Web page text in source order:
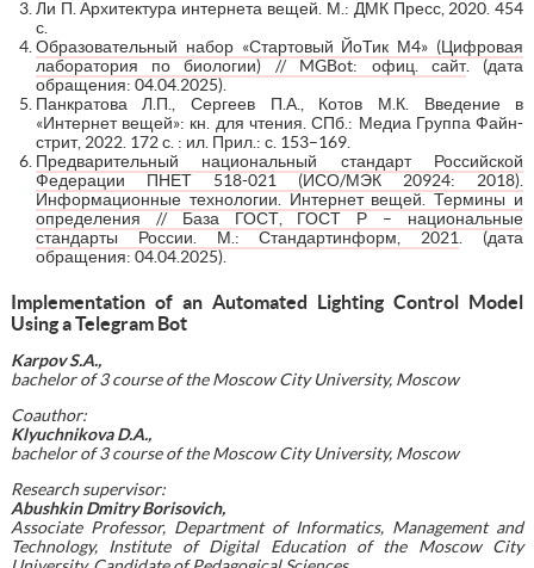
Ли П. Архитектура интернета вещей. М.: ДМК Пресс, 2020. 454
с.
Образовательный набор «Стартовый ЙоТик М4» (Цифровая
лаборатория по биологии) // MGBot: офиц. сайт. (дата
обращения: 04.04.2025).
Панкратова Л.П., Сергеев П.А., Котов М.К. Введение в
«Интернет вещей»: кн. для чтения. СПб.: Медиа Группа Файн-
стрит, 2022. 172 с. : ил. Прил.: с. 153–169.
Предварительный национальный стандарт Российской
Федерации ПНЕТ 518-021 (ИСО/МЭК 20924: 2018).
Информационные технологии. Интернет вещей. Термины и
определения // База ГОСТ, ГОСТ Р – национальные
стандарты России. М.: Стандартинформ, 2021
. (дата
обращения: 04.04.2025).
Implementation of an Automated Lighting Control Model
Using a Telegram Bot
Karpov S.A.,
bachelor of 3 course of the Moscow City University, Moscow
Coauthor:
Klyuchnikova D.A.,
bachelor of 3 course of the Moscow City University, Moscow
Research supervisor:
Abushkin Dmitry Borisovich,
Associate Professor, Department of Informatics, Management and
Technology, Institute of Digital Education of the Moscow City